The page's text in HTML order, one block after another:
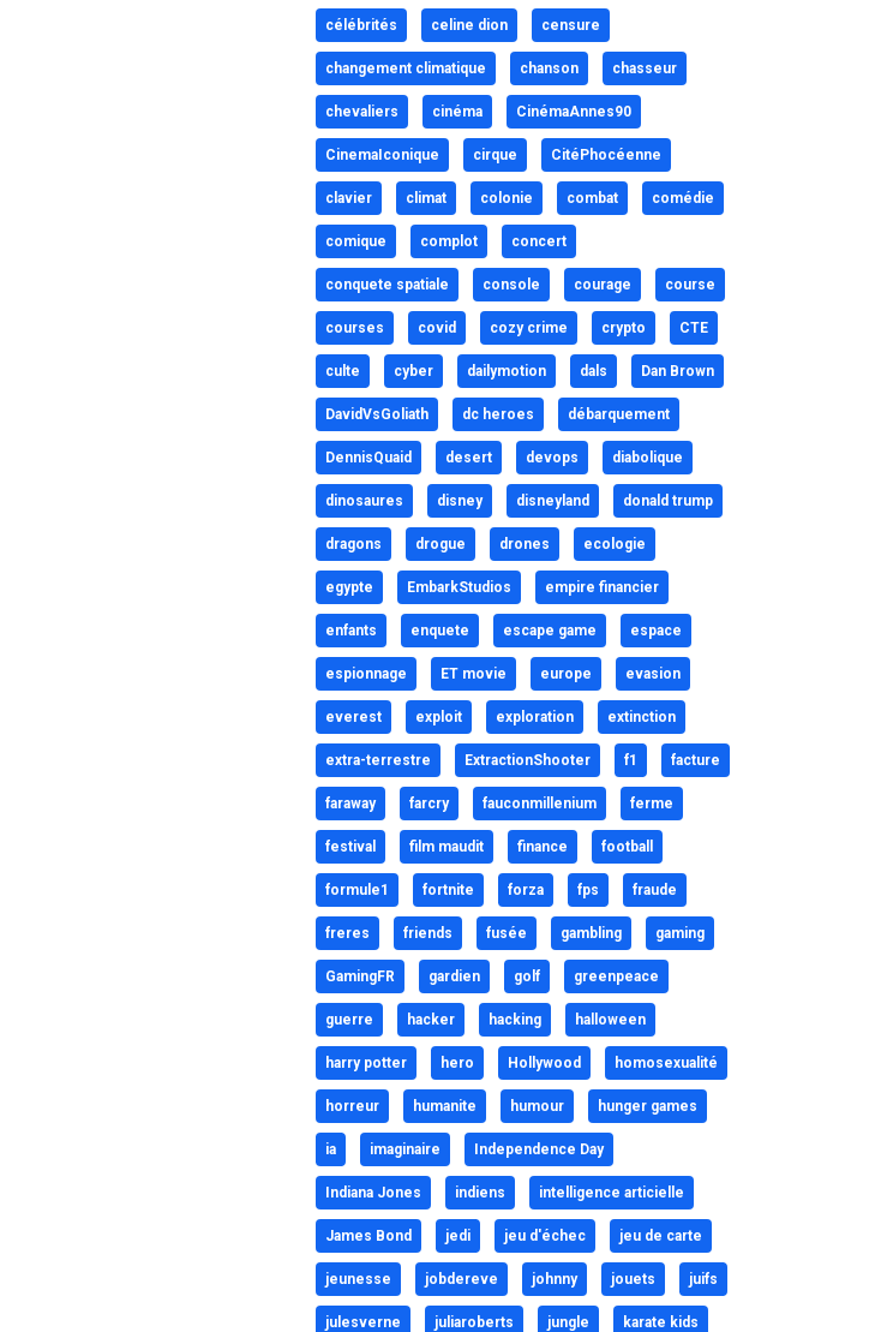
célébrités celine dion censure
changement climatique chanson chasseur
chevaliers cinéma CinémaAnnes90
CinemaIconique cirque CitéPhocéenne
clavier climat colonie combat comédie
comique complot concert
conquete spatiale console courage course
courses covid cozy crime crypto CTE
culte cyber dailymotion dals Dan Brown
DavidVsGoliath dc heroes débarquement
DennisQuaid desert devops diabolique
dinosaures disney disneyland donald trump
dragons drogue drones ecologie
egypte EmbarkStudios empire financier
enfants enquete escape game espace
espionnage ET movie europe evasion
everest exploit exploration extinction
extra-terrestre ExtractionShooter f1 facture
faraway farcry fauconmillenium ferme
festival film maudit finance football
formule1 fortnite forza fps fraude
freres friends fusée gambling gaming
GamingFR gardien golf greenpeace
guerre hacker hacking halloween
harry potter hero Hollywood homosexualité
horreur humanite humour hunger games
ia imaginaire Independence Day
Indiana Jones indiens intelligence articielle
James Bond jedi jeu d'échec jeu de carte
jeunesse jobdereve johnny jouets juifs
julesverne juliaroberts jungle karate kids